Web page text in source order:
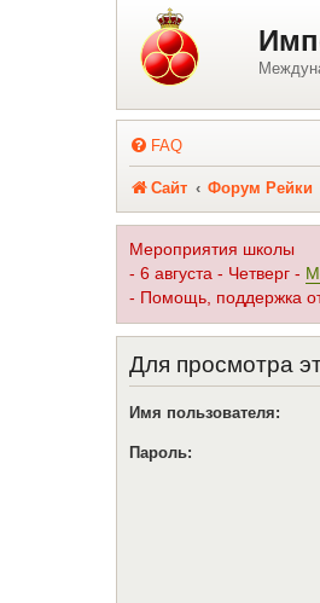
Регистрация
FAQ
Сайт Форум Рейки
Мероприятия школы
- 6 августа - Четверг -
- Помощь, поддержка
Для просмотра
Имя пользователя:
Пароль: